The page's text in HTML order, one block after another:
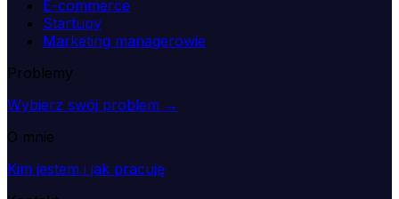
E-commerce
Startupy
Marketing managerowie
Problemy
Wybierz swój problem →
O mnie
Kim jestem i jak pracuję